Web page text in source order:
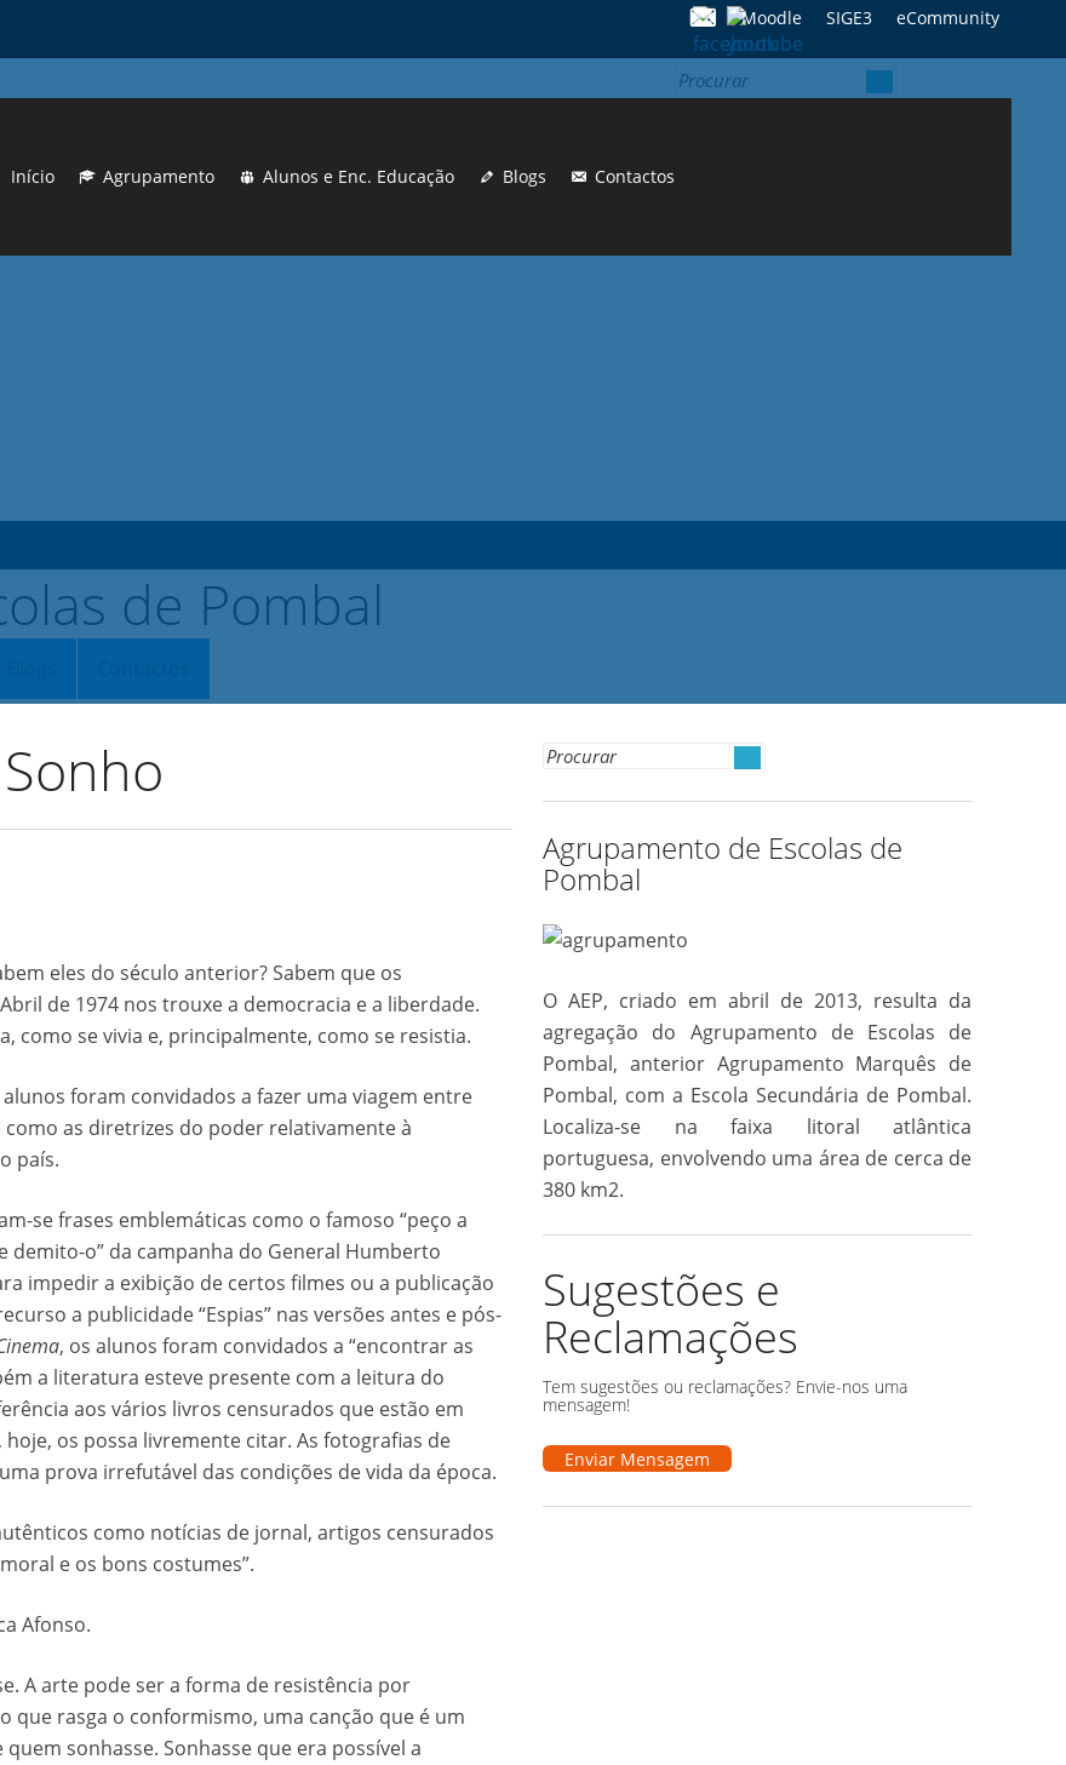
Moodle SIGE3 eCommunity
Search for:
Início Agrupamento Alunos e Enc. Educação Blogs Contactos
eles do século anterior? Sabem que os
de 1974 nos trouxe a democracia e a liberdade.
como se vivia e, principalmente, como se resistia.
foram convidados a fazer uma viagem entre
as diretrizes do poder relativamente à
país.
se frases emblemáticas como o famoso “peço a
demito-o” da campanha do General Humberto
impedir a exibição de certos filmes ou a publicação
a publicidade “Espias” nas versões antes e pós-
, os alunos foram convidados a “encontrar as
a literatura esteve presente com a leitura do
aos vários livros censurados que estão em
os possa livremente citar. As fotografias de
prova irrefutável das condições de vida da época.
como notícias de jornal, artigos censurados
e os bons costumes”.
Afonso.
A arte pode ser a forma de resistência por
que rasga o conformismo, uma canção que é um
sonhasse. Sonhasse que era possível a
Search for:
Agrupamento de Escolas de
Pombal
O AEP, criado em abril de 2013, resulta da
agregação do Agrupamento de Escolas de
Pombal, anterior Agrupamento Marquês de
Pombal, com a Escola Secundária de Pombal.
Localiza-se na faixa litoral atlântica
portuguesa, envolvendo uma área de cerca de
380 km2.
Sugestões e
Reclamações
Tem sugestões ou reclamações? Envie-nos uma
mensagem!
Enviar Mensagem